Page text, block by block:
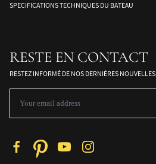
SPECIFICATIONS TECHNIQUES DU BATEAU
RESTE EN CONTACT
RESTEZ INFORMÉ DE NOS DERNIÈRES NOUVELLES